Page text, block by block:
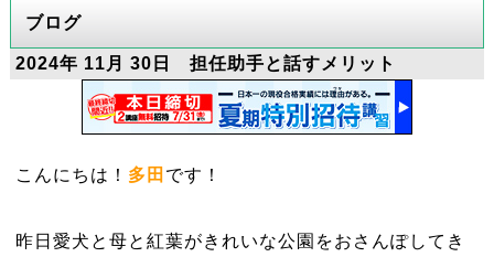
ブログ
2024年 11月 30日 担任助手と話すメリット
こんにちは！ 多田 です！
昨日愛犬と母と紅葉がきれいな公園をおさんぽしてき